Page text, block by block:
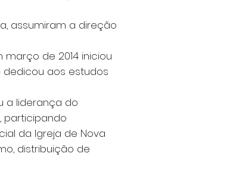
assumiram a direção
de 2014 iniciou
dedicou aos estudos
a liderança do
participando
da Igreja de Nova
distribuição de